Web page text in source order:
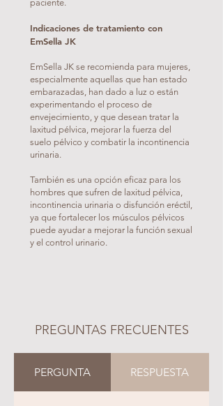
paciente.
Indicaciones de tratamiento con
EmSella JK
EmSella JK se recomienda para mujeres,
especialmente aquellas que han estado
embarazadas, han dado a luz o están
experimentando el proceso de
envejecimiento, y que desean tratar la
laxitud pélvica, mejorar la fuerza del
suelo pélvico y combatir la incontinencia
urinaria.
También es una opción eficaz para los
hombres que sufren de laxitud pélvica,
incontinencia urinaria o disfunción eréctil,
ya que fortalecer los músculos pélvicos
puede ayudar a mejorar la función sexual
y el control urinario.
PREGUNTAS FRECUENTES
PERGUNTA RESPUESTA